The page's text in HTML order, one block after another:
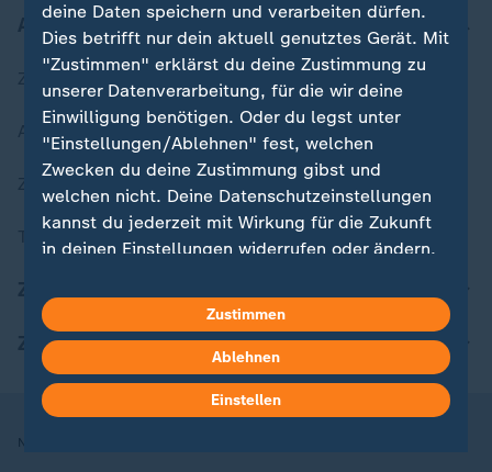
Aktuell bei ZDFheute
Aktuelle Sendungs-Videos
ZDFheute Stories
Themen im Überblick
ZDFheute Apps
Nutzungsbedingungen
deine Daten speichern und verarbeiten dürfen.
Dies betrifft nur dein aktuell genutztes Gerät. Mit
"Zustimmen" erklärst du deine Zustimmung zu
unserer Datenverarbeitung, für die wir deine
Einwilligung benötigen. Oder du legst unter
"Einstellungen/Ablehnen" fest, welchen
Zwecken du deine Zustimmung gibst und
welchen nicht. Deine Datenschutzeinstellungen
kannst du jederzeit mit Wirkung für die Zukunft
in deinen Einstellungen widerrufen oder ändern.
Hier findest du das Impressum.
Weitere Informationen findest du in unserer
Datenschutzerklärung.
Zustimmen
Ablehnen
Einstellen